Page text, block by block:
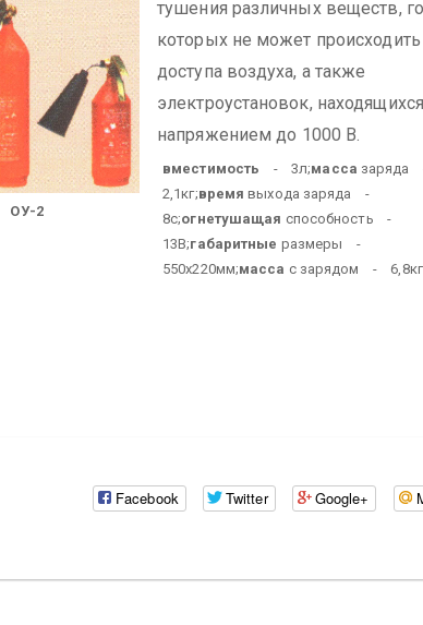
ОУ-2
тушения различных веществ,
которых не может происходить
доступа воздуха, а также
электроустановок,
напряжением до 1000 В.
вместимость - 3л;масса заряда
2,1кг;время выхода заряда -
8с;огнетушащая способность -
13В;габаритные размеры -
550х220мм;масса с зарядом - 6,8кг
Facebook Twitter Google+